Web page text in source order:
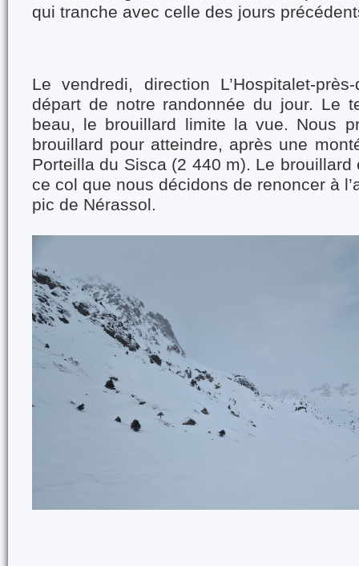
qui tranche avec celle des jours
Le vendredi, direction L’Hospitalet-
départ de notre randonnée du jour. Le
beau, le brouillard limite la vue. Nous
brouillard pour atteindre, après une
Porteilla du Sisca (2 440 m). Le
ce col que nous décidons de renoncer à
pic de Nérassol.